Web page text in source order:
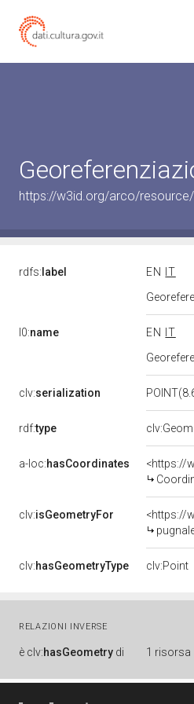
https://w3id.org/arco/
rdfs: label EN
IT
l0:name EN
IT
clv:serialization
rdf:type
a-loc:hasCoordinates
<https://
clv:isGeometryFor
<https://
clv:hasGeometryType clv:Point
RELAZIONI INVERSE
è clv:hasGeometry di 1 risorsa